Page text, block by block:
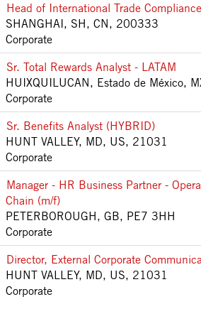
Head of International Trade
SHANGHAI, SH, CN, 200333
Corporate
Sr. Total Rewards Analyst - LATAM
HUIXQUILUCAN, Estado de México,
Corporate
Sr. Benefits Analyst (HYBRID)
HUNT VALLEY, MD, US, 21031
Corporate
Manager - HR Business Partner -
Chain (m/f)
PETERBOROUGH, GB, PE7 3HH
Corporate
Director, External Corporate
HUNT VALLEY, MD, US, 21031
Corporate